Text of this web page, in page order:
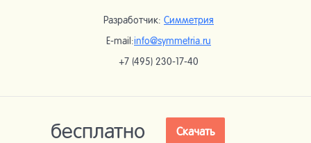
Разработчик: Симметрия
E-mail:info@symmetria.ru
+7 (495) 230-17-40
бесплатно Скачать